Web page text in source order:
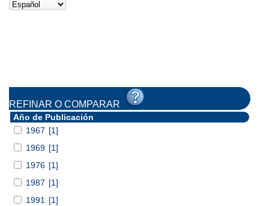
REFINAR O COMPARAR
Año de Publicación
1967 [1]
1969 [1]
1976 [1]
1987 [1]
1991
[1]